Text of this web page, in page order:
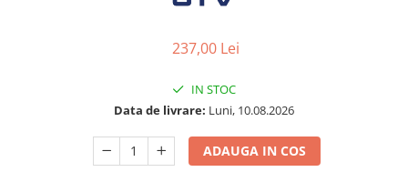
237,00 Lei
IN STOC
Data de livrare: Luni, 10.08.2026
ADAUGA IN COS